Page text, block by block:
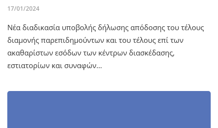
17/01/2024
Νέα διαδικασία υποβολής δήλωσης απόδοσης του τέλους
διαμονής παρεπιδημούντων και του τέλους επί των
ακαθαρίστων εσόδων των κέντρων διασκέδασης,
εστιατορίων και συναφών…